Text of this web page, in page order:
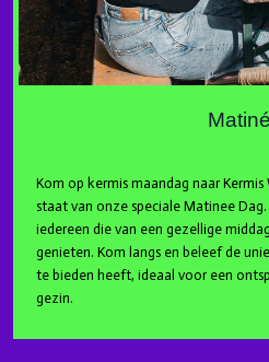
Kom op kermis maandag naar
staat van onze speciale Matinee
iedereen die van een gezellige
genieten. Kom langs en beleef de
te bieden heeft, ideaal voor een
gezin.